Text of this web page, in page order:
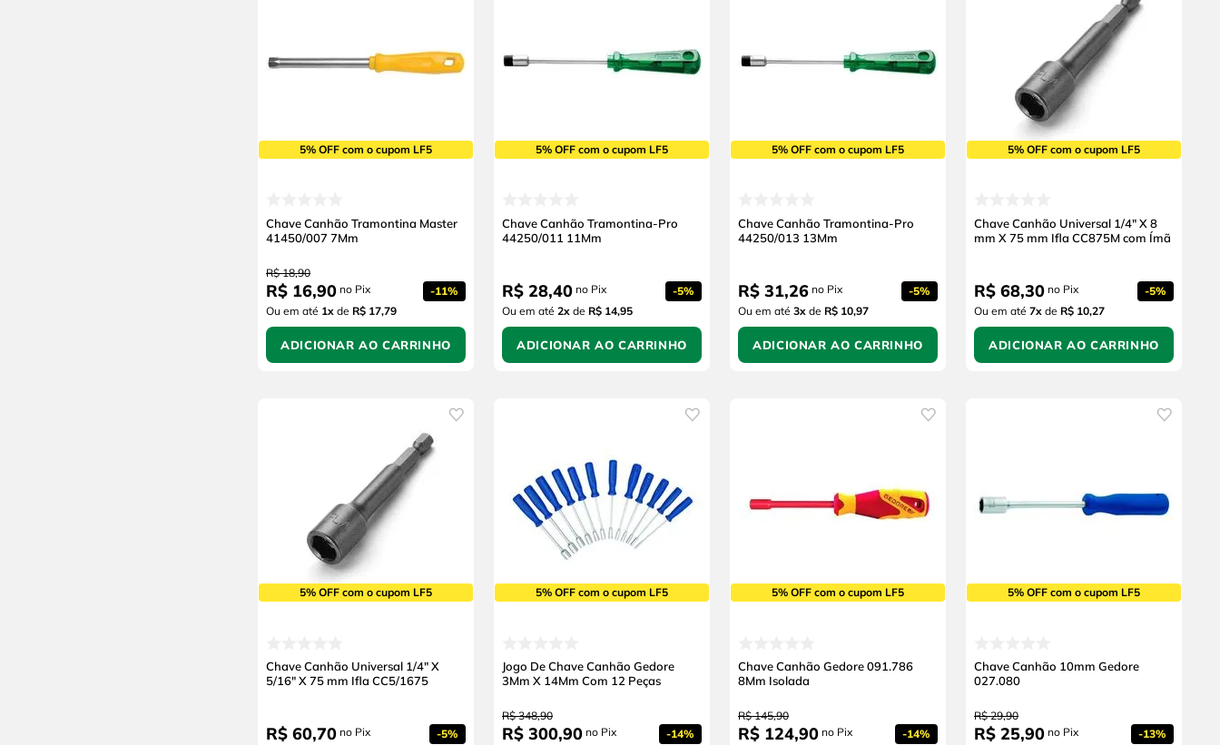
5% OFF com o cupom LF5
Chave Canhão Tramontina Master
41450/007 7Mm
R$ 18,90
R$ 16,90 no Pix -11%
Ou em até 1x de R$ 17,79
ADICIONAR AO CARRINHO
5% OFF com o cupom LF5
Chave Canhão Tramontina-Pro
44250/011 11Mm
R$ 28,40 no Pix -5%
Ou em até 2x de R$ 14,95
ADICIONAR AO CARRINHO
5% OFF com o cupom LF5
Chave Canhão Tramontina-Pro
44250/013 13Mm
R$ 31,26 no Pix -5%
Ou em até 3x de R$ 10,97
ADICIONAR AO CARRINHO
5% OFF com o cupom LF5
Chave Canhão Universal 1/4" X 8
mm X 75 mm Ifla CC875M com Ímã
R$ 68,30 no Pix -5%
Ou em até 7x de R$ 10,27
ADICIONAR AO CARRINHO
5% OFF com o cupom LF5
Chave Canhão Universal 1/4" X
5/16" X 75 mm Ifla CC5/1675
R$ 60,70 no Pix -5%
5% OFF com o cupom LF5
Jogo De Chave Canhão Gedore
3Mm X 14Mm Com 12 Peças
R$ 348,90
R$ 300,90 no Pix -14%
5% OFF com o cupom LF5
Chave Canhão Gedore 091.786
8Mm Isolada
R$ 145,90
R$ 124,90 no Pix -14%
5% OFF com o cupom LF5
Chave Canhão 10mm Gedore
027.080
R$ 29,90
R$ 25,90 no Pix -13%